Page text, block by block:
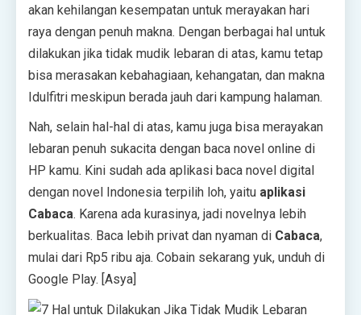
akan kehilangan kesempatan untuk merayakan hari
raya dengan penuh makna. Dengan berbagai hal untuk
dilakukan jika tidak mudik lebaran di atas, kamu tetap
bisa merasakan kebahagiaan, kehangatan, dan makna
Idulfitri meskipun berada jauh dari kampung halaman.
Nah, selain hal-hal di atas, kamu juga bisa merayakan
lebaran penuh sukacita dengan baca novel online di
HP kamu. Kini sudah ada aplikasi baca novel digital
dengan novel Indonesia terpilih loh, yaitu aplikasi
Cabaca. Karena ada kurasinya, jadi novelnya lebih
berkualitas. Baca lebih privat dan nyaman di Cabaca,
mulai dari Rp5 ribu aja. Cobain sekarang yuk, unduh di
Google Play. [Asya]